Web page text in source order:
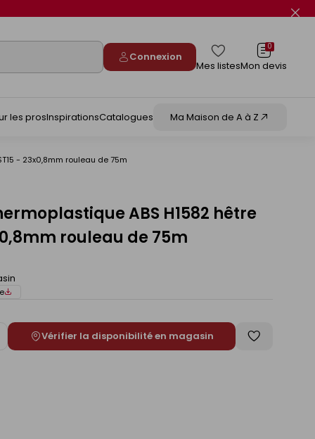
Connexion
Mes listes
0
Mon devis
les prosInspirationsCatalogues Ma Maison de A à Z
- 23x0,8mm rouleau de 75m
ABS H1582 hêtre
rouleau de 75m
Vérifier la disponibilité en magasin
Enregistrer